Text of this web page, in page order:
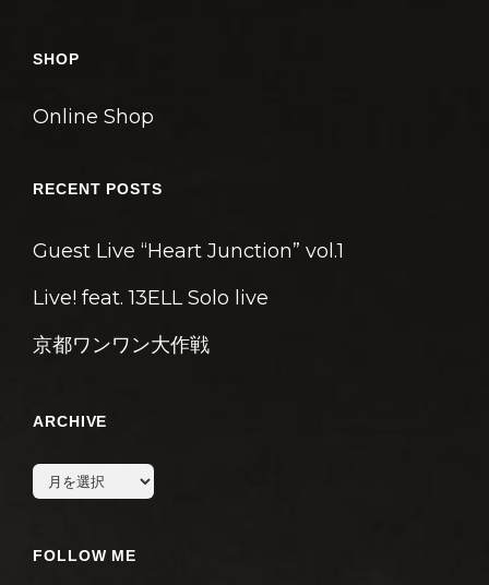
SHOP
Online Shop
RECENT POSTS
Guest Live “Heart Junction” vol.1
Live! feat. 13ELL Solo live
京都ワンワン大作戦
ARCHIVE
archive
FOLLOW ME